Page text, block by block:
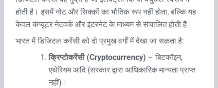
होती है। इसमें नोट और सिक्कों का भौतिक रूप नहीं होता, बल्कि यह
केवल कंप्यूटर नेटवर्क और इंटरनेट के माध्यम से संचालित होती है।
भारत में डिजिटल करेंसी को दो प्रमुख वर्गों में देखा जा सकता है:
क्रिप्टोकरेंसी (Cryptocurrency) – बिटकॉइन,
एथेरियम आदि (सरकार द्वारा आधिकारिक मान्यता प्राप्त
नहीं)।